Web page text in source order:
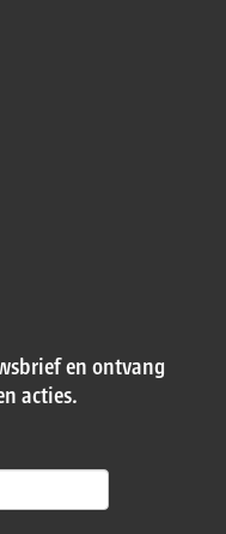
en ontvang
acties.